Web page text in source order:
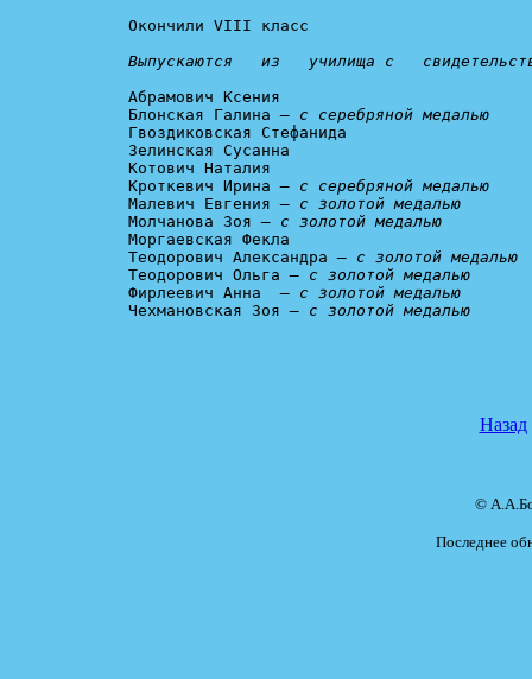
Окончили VIII класс
Выпускаются   из   училища с
Абрамович Ксения
Блонская Галина — с серебряной медалью
Гвоздиковская Стефанида
Зелинская Сусанна
Котович Наталия
Кроткевич Ирина — с серебряной медалью
Малевич Евгения — с золотой медалью
Молчанова Зоя — с золотой медалью
Моргаевская Фекла
Теодорович Александра — с золотой медалью
Теодорович Ольга — с золотой медалью
Фирлеевич Анна — с золотой медалью
Чехмановская Зоя — с золотой медалью
Назад
©
Последнее